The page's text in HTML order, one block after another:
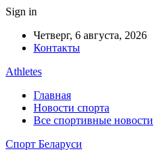
Sign in
Четверг, 6 августа, 2026
Контакты
Athletes
Главная
Новости спорта
Все спортивные новости
Спорт Беларуси